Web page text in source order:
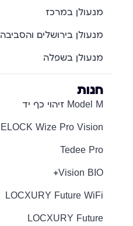
מנעולן במרכז
מנעולן בירושלים והסביבה
מנעולן בשפלה
חנות
Model M זיהוי כף יד
ELOCK Wize Pro Vision
Tedee Pro
Vision BIO+
LOCXURY Future WiFi
LOCXURY Future